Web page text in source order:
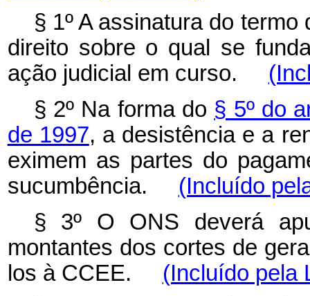
§ 1º A assinatura do
direito sobre o qual se
ação judicial em curso.
§ 2º Na forma do § 5º do
de 1997, a desistência e a
eximem as partes do
sucumbência. (Incluído
§ 3º O ONS deverá
montantes dos cortes de
los à CCEE. (Incluído pela